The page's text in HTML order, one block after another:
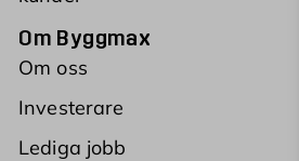
Om Byggmax
Om oss
Investerare
Lediga jobb